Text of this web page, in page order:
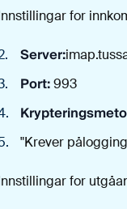
for
Server:
Port:993
"Krever
for